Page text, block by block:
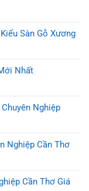
Sàn Gỗ Xương
Nhất
Nghiệp
Nghiệp Cần Thơ
Cần Thơ Giá